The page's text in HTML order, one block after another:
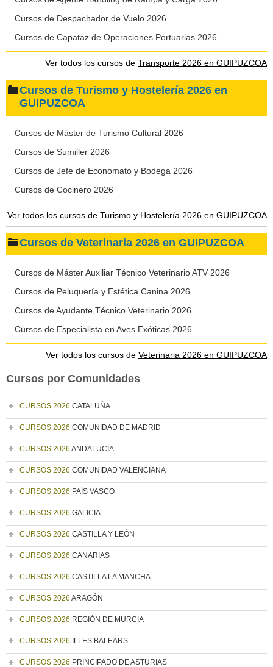
Cursos de Despachador de Vuelo 2026
Cursos de Capataz de Operaciones Portuarias 2026
Ver todos los cursos de Transporte 2026 en GUIPUZCOA
Cursos de Turismo y Hostelería 2026 en
GUIPUZCOA
Cursos de Máster de Turismo Cultural 2026
Cursos de Sumiller 2026
Cursos de Jefe de Economato y Bodega 2026
Cursos de Cocinero 2026
Ver todos los cursos de Turismo y Hostelería 2026 en GUIPUZCOA
Cursos de Veterinaria 2026 en GUIPUZCOA
Cursos de Máster Auxiliar Técnico Veterinario ATV 2026
Cursos de Peluquería y Estética Canina 2026
Cursos de Ayudante Técnico Veterinario 2026
Cursos de Especialista en Aves Exóticas 2026
Ver todos los cursos de Veterinaria 2026 en GUIPUZCOA
Cursos por Comunidades
CURSOS 2026 CATALUÑA
CURSOS 2026 COMUNIDAD DE MADRID
CURSOS 2026 ANDALUCÍA
CURSOS 2026 COMUNIDAD VALENCIANA
CURSOS 2026 PAÍS VASCO
CURSOS 2026 GALICIA
CURSOS 2026 CASTILLA Y LEÓN
CURSOS 2026 CANARIAS
CURSOS 2026 CASTILLA LA MANCHA
CURSOS 2026 ARAGÓN
CURSOS 2026 REGIÓN DE MURCIA
CURSOS 2026 ILLES BALEARS
CURSOS 2026 PRINCIPADO DE ASTURIAS